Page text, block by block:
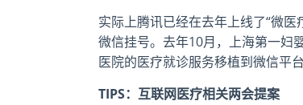
实际上腾讯已经在去年上线了“微
微信挂号。去年10月，上海第一妇
医院的医疗就诊服务移植到微信平台
TIPS：互联网医疗相关两会提案